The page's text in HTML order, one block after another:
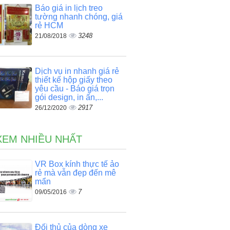
Báo giá in lịch treo
tường nhanh chóng, giá
rẻ HCM
21/08/2018 3248
Dịch vụ in nhanh giá rẻ
thiết kế hộp giấy theo
yêu cầu - Báo giá trọn
gói design, in ấn,...
26/12/2020 2917
NHIỀU NHẤT
VR Box kính thực tế ảo
rẻ mà vẫn đẹp đến mê
mẩn
09/05/2016 7
Đối thủ của dòng xe